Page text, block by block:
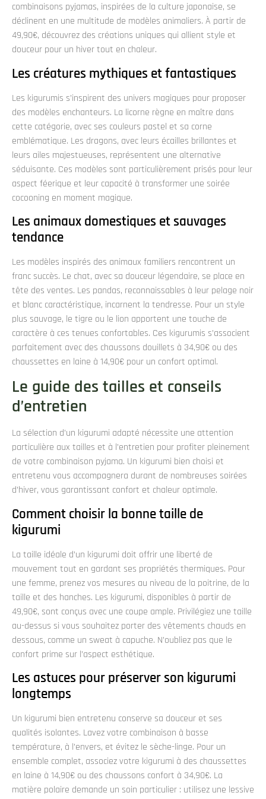
combinaisons pyjamas, inspirées de la culture japonaise, se
déclinent en une multitude de modèles animaliers. À partir de
49,90€, découvrez des créations uniques qui allient style et
douceur pour un hiver tout en chaleur.
Les créatures mythiques et fantastiques
Les kigurumis s’inspirent des univers magiques pour proposer
des modèles enchanteurs. La licorne règne en maître dans
cette catégorie, avec ses couleurs pastel et sa corne
emblématique. Les dragons, avec leurs écailles brillantes et
leurs ailes majestueuses, représentent une alternative
séduisante. Ces modèles sont particulièrement prisés pour leur
aspect féerique et leur capacité à transformer une soirée
cocooning en moment magique.
Les animaux domestiques et sauvages
tendance
Les modèles inspirés des animaux familiers rencontrent un
franc succès. Le chat, avec sa douceur légendaire, se place en
tête des ventes. Les pandas, reconnaissables à leur pelage noir
et blanc caractéristique, incarnent la tendresse. Pour un style
plus sauvage, le tigre ou le lion apportent une touche de
caractère à ces tenues confortables. Ces kigurumis s’associent
parfaitement avec des chaussons douillets à 34,90€ ou des
chaussettes en laine à 14,90€ pour un confort optimal.
Le guide des tailles et conseils
d’entretien
La sélection d’un kigurumi adapté nécessite une attention
particulière aux tailles et à l’entretien pour profiter pleinement
de votre combinaison pyjama. Un kigurumi bien choisi et
entretenu vous accompagnera durant de nombreuses soirées
d’hiver, vous garantissant confort et chaleur optimale.
Comment choisir la bonne taille de
kigurumi
La taille idéale d’un kigurumi doit offrir une liberté de
mouvement tout en gardant ses propriétés thermiques. Pour
une femme, prenez vos mesures au niveau de la poitrine, de la
taille et des hanches. Les kigurumi, disponibles à partir de
49,90€, sont conçus avec une coupe ample. Privilégiez une taille
au-dessus si vous souhaitez porter des vêtements chauds en
dessous, comme un sweat à capuche. N’oubliez pas que le
confort prime sur l’aspect esthétique.
Les astuces pour préserver son kigurumi
longtemps
Un kigurumi bien entretenu conserve sa douceur et ses
qualités isolantes. Lavez votre combinaison à basse
température, à l’envers, et évitez le sèche-linge. Pour un
ensemble complet, associez votre kigurumi à des chaussettes
en laine à 14,90€ ou des chaussons confort à 34,90€. La
matière polaire demande un soin particulier : utilisez une lessive